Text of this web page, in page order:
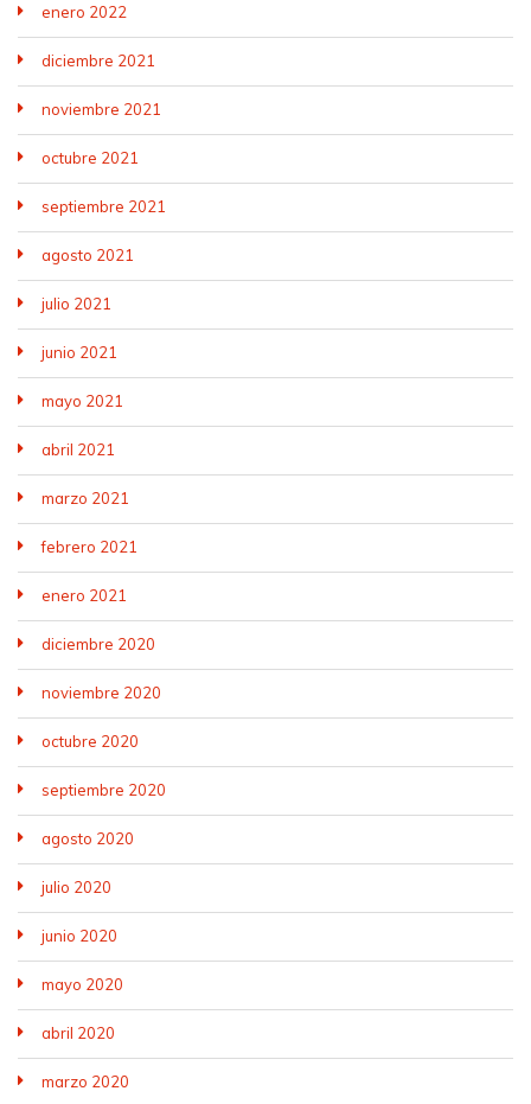
enero 2022
diciembre 2021
noviembre 2021
octubre 2021
septiembre 2021
agosto 2021
julio 2021
junio 2021
mayo 2021
abril 2021
marzo 2021
febrero 2021
enero 2021
diciembre 2020
noviembre 2020
octubre 2020
septiembre 2020
agosto 2020
julio 2020
junio 2020
mayo 2020
abril 2020
marzo 2020